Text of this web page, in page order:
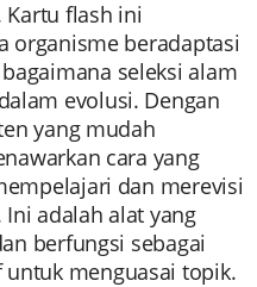
Kartu flash ini
organisme beradaptasi
seleksi alam
evolusi. Dengan
yang mudah
cara yang
dan merevisi
adalah alat yang
berfungsi sebagai
menguasai topik.